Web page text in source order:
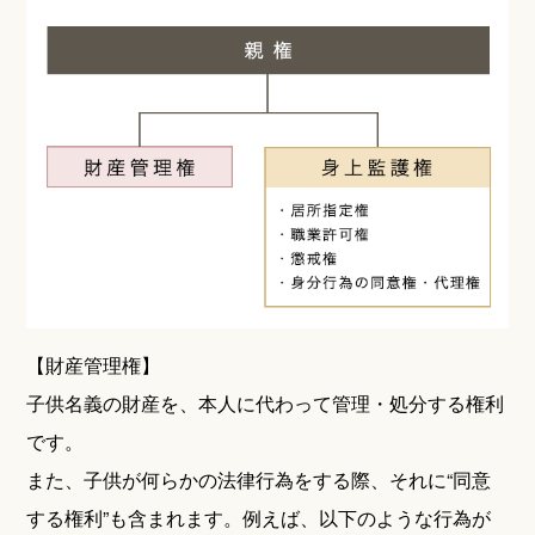
【財産管理権】
子供名義の財産を、本人に代わって管理・処分する権利
です。
また、子供が何らかの法律行為をする際、それに“同意
する権利”も含まれます。例えば、以下のような行為が